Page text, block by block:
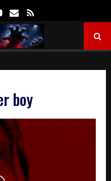
Youtube
Email
boy